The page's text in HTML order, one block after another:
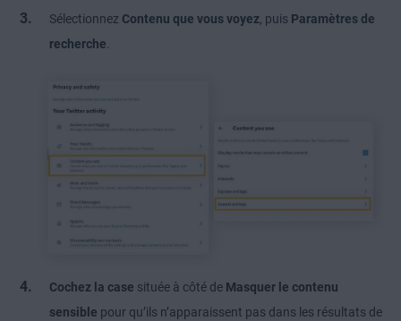
Sélectionnez Contenu que vous voyez , puis Paramètres de
recherche
Cochez la case située à côté de Masquer le contenu
sensible pour qu’ils n’apparaissent pas dans les résultats de